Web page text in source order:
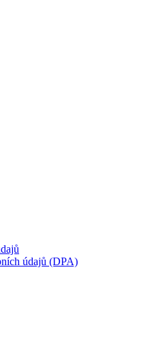
údajů (DPA)